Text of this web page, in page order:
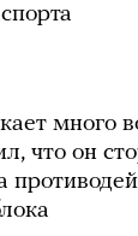
много
что он